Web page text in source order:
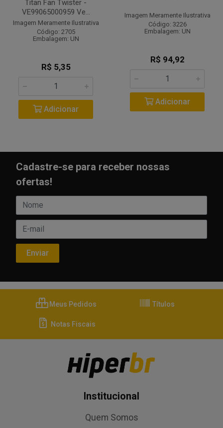
Titan Fan Twister -
VE99065000959 Ve...
Imagem Meramente Ilustrativa
Código: 2705
Embalagem: UN
R$ 5,35
Adicionar
Imagem Meramente Ilustrativa
Código: 3226
Embalagem: UN
R$ 94,92
Adicionar
Cadastre-se para receber nossas
ofertas!
Meus Pedidos Títulos
Notas Fiscais
Institucional
Quem Somos